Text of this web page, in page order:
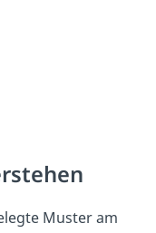
Muster am